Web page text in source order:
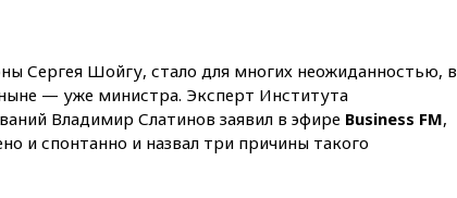
вчера, 19:35Памфилова
сообщила об омоложении
партийных списков на выборах
в Госдуму
Сергея Шойгу, стало для многих неожиданностью, в
— уже министра. Эксперт Института
Владимир Слатинов заявил в эфире Business FM,
и спонтанно и назвал три причины такого